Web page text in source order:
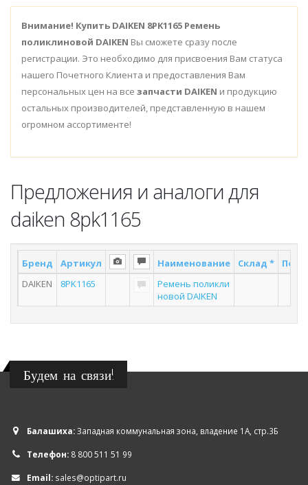
Внимание! Купить DAIKEN 8PK1165 Ремень
поликлиновой DAIKEN Вы сможете сразу после
регистрации. Это необходимо для присвоения Вам статуса
нашего Почетного Клиента и предоставления Вам
персональных цен на все запчасти DAIKEN и продукцию
остальных производителей, представленную в нашем
огромном ассортименте!
Предложения и аналоги для
daiken 8pk1165
Бренд Артикул Наименование Склад *
DAIKEN
8PK1165
Ремень поликли
новой DAIKEN
Будем на связи!
Балашиха:Западная коммунальная зона, владение 1А, стр.3Б
Телефон: 8 800 511 51 99
Email: sales@optipart.ru